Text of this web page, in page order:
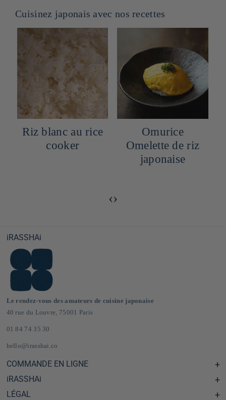
Cuisinez japonais avec nos recettes
Riz blanc au rice
cooker
Omurice
Omelette de riz
japonaise
‹›
iRASSHAi
Le rendez-vous des amateurs de cuisine japonaise
40 rue du Louvre, 75001 Paris
01 84 74 35 30
hello@irasshai.co
COMMANDE EN LIGNE
Centre d'aide & FAQ
Livraison et frais de port en France & Europe
iRASSHAi
Les horaires du 40 rue du Louvre, Paris
LÉGAL